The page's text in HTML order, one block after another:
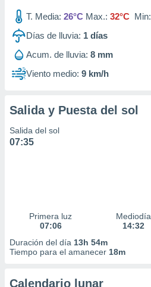
perfiles
utilizar
la
contenido
o a través
de
uso de
T. Media: 26°C Max.: 32°C Min:
Días de lluvia: 1 días
Acum. de lluvia: 8 mm
Viento medio: 9 km/h
Salida y Puesta del sol
Salida del sol
07:35
Primera luz
07:06
Mediodía
14:32
Duración del día 13h 54m
Tiempo para el amanecer 18m
Calendario lunar